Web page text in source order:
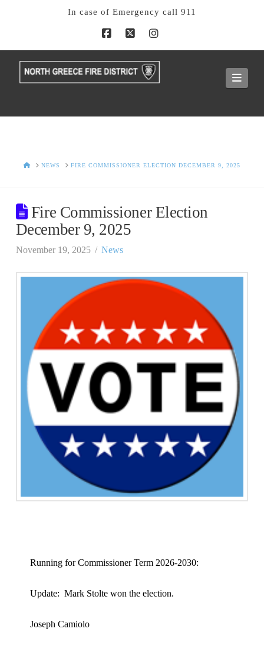
In case of Emergency call 911
Facebook
X Instagram
HOMENEWS FIRE COMMISSIONER ELECTION DECEMBER 9, 2025
Fire Commissioner Election
December 9, 2025
November 19, 2025 News
Running for Commissioner Term 2026-2030:
Update: Mark Stolte won the election.
Joseph Camiolo